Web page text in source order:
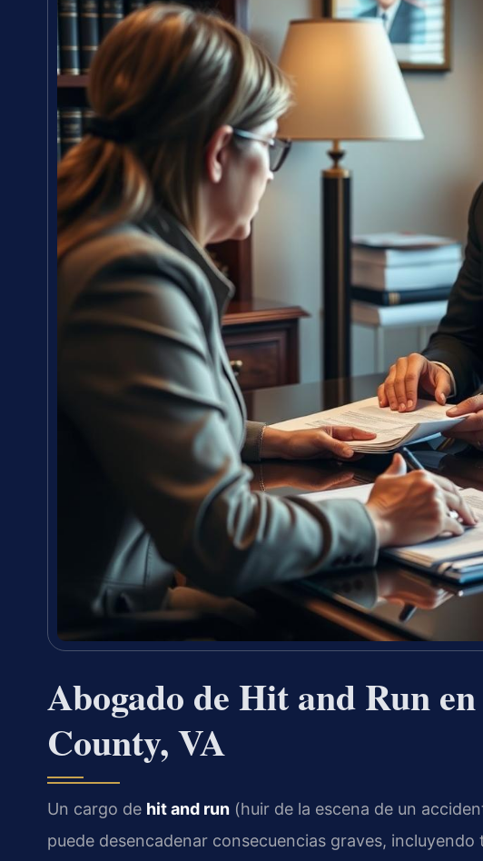
Abogado de Hit and Run
County, VA
Un cargo de hit and run (huir de la escena de un
puede desencadenar consecuencias graves,